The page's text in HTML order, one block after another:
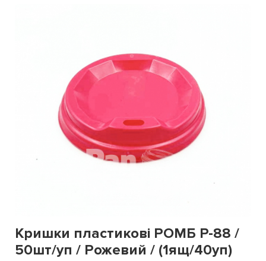
Кришки пластикові РОМБ Р-88 /
50шт/уп / Рожевий / (1ящ/40уп)